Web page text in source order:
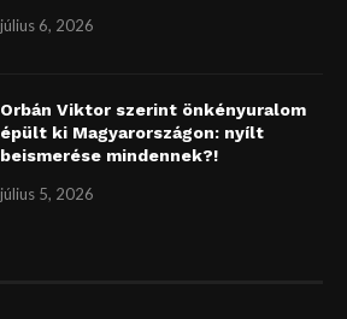
július 6, 2026
Orbán Viktor szerint önkényuralom
épült ki Magyarországon: nyílt
beismerése mindennek?!
július 5, 2026